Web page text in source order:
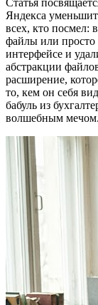
Яндекса
всех, кто посмел:
файлы или просто
интерфейсе и
абстракции
расширение,
то, кем он себя
бабуль из
волшебным мечом.